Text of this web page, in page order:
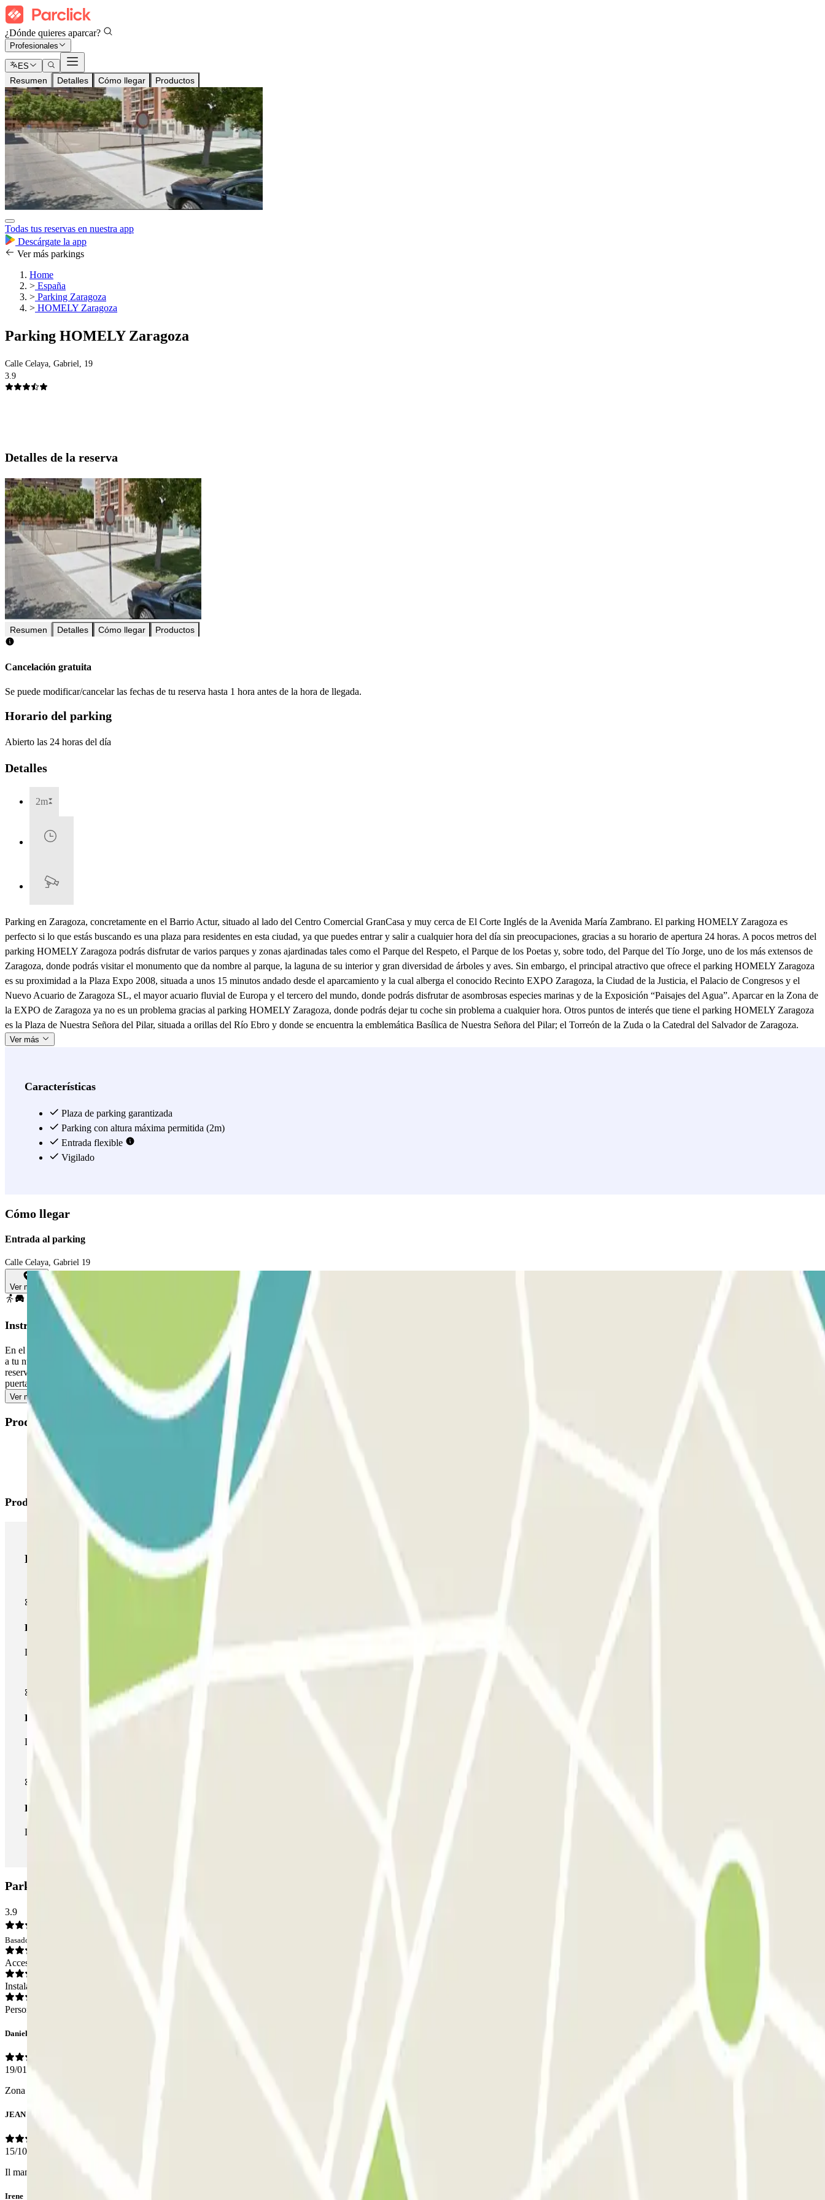
¿Dónde quieres aparcar?
Profesionales
ES
Resumen Detalles Cómo llegar Productos
Todas tus reservas en nuestra app
Descárgate la app
Ver más parkings
Home
> España
> Parking Zaragoza
> HOMELY Zaragoza
Parking HOMELY Zaragoza
Calle Celaya, Gabriel, 19
3.9
Detalles de la reserva
Resumen Detalles Cómo llegar Productos
Cancelación gratuita
Se puede modificar/cancelar las fechas de tu reserva hasta 1 hora antes de la hora de llegada.
Horario del parking
Abierto las 24 horas del día
Detalles
2m
Parking en Zaragoza, concretamente en el Barrio Actur, situado al lado del Centro Comercial GranCasa y muy cerca de El Corte Inglés de la Avenida María Zambrano. El parking HOMELY Zaragoza es
perfecto si lo que estás buscando es una plaza para residentes en esta ciudad, ya que puedes entrar y salir a cualquier hora del día sin preocupaciones, gracias a su horario de apertura 24 horas. A pocos metros del
parking HOMELY Zaragoza podrás disfrutar de varios parques y zonas ajardinadas tales como el Parque del Respeto, el Parque de los Poetas y, sobre todo, del Parque del Tío Jorge, uno de los más extensos de
Zaragoza, donde podrás visitar el monumento que da nombre al parque, la laguna de su interior y gran diversidad de árboles y aves. Sin embargo, el principal atractivo que ofrece el parking HOMELY Zaragoza
es su proximidad a la Plaza Expo 2008, situada a unos 15 minutos andado desde el aparcamiento y la cual alberga el conocido Recinto EXPO Zaragoza, la Ciudad de la Justicia, el Palacio de Congresos y el
Nuevo Acuario de Zaragoza SL, el mayor acuario fluvial de Europa y el tercero del mundo, donde podrás disfrutar de asombrosas especies marinas y de la Exposición “Paisajes del Agua”. Aparcar en la Zona de
la EXPO de Zaragoza ya no es un problema gracias al parking HOMELY Zaragoza, donde podrás dejar tu coche sin problema a cualquier hora. Otros puntos de interés que tiene el parking HOMELY Zaragoza
es la Plaza de Nuestra Señora del Pilar, situada a orillas del Río Ebro y donde se encuentra la emblemática Basílica de Nuestra Señora del Pilar; el Torreón de la Zuda o la Catedral del Salvador de Zaragoza.
Ver más
Características
Plaza de parking garantizada
Parking con altura máxima permitida (2m)
Entrada flexible
Vigilado
Cómo llegar
Entrada al parking
Calle Celaya, Gabriel 19
Ver mapa
Instrucciones
En el proceso de compra escoge la fecha en que vas a llegar. Tras hacer el pago online recibirás por correo electrónico un justificante de compra con el código localizador de tu reserva y un SMS de confirmación
a tu número de teléfono móvil. Cuando llegues al aparcamiento, utiliza el mismo teléfono que indicaste en la reserva y haz la llamada desde éste de modo GRATUITO al número que le daremos una vez haga la
reserva. La puerta se abrirá automáticamente para darte paso. Una vez dentro, busca las plazas identificadas para clientes Parclick (nº 10, 11, 12, 13, 14, 15, 16, 17, 18, 19), aparca y sal del aparcamiento por la
puerta peatonal lateral. Tanto para entrar al aparcamiento a pie o en coche como para salir en tu vehículo, deberás llamar al teléfono indicado de apertura de puerta.
Ver más
Productos disponibles
Productos de Parclick
Productos de Parclick
Pase básico
Durante tu estancia podrás entrar y salir una única vez al parking
Pase multiparking
Durante tu estancia podrás hacer uso de toda la red de parkings de este operador disponibles en Parclick.
Pase ilimitado
Durante tu estancia podrás entrar y salir del parking todas las veces que quieras.
Parking HOMELY Zaragoza: Opiniones
3.9
Basado en 10 opiniones
Acceso
Instalaciones
Personal
Daniel
19/01/2026
Zona bastante amplia para aparcar, cerrado con vallas metálicas. Muy competentes a la hora de salir y entrar, sin problemas por la hora. Y precio bastante económico.
JEAN FRANCOIS
15/10/2025
Il manque la précision du numéro à l'entrée du portail. Nous avons mis du temps à trouver le portail d'accès. Peut-être prévoir un fléchage d'accès. Sinon RAS
Irene